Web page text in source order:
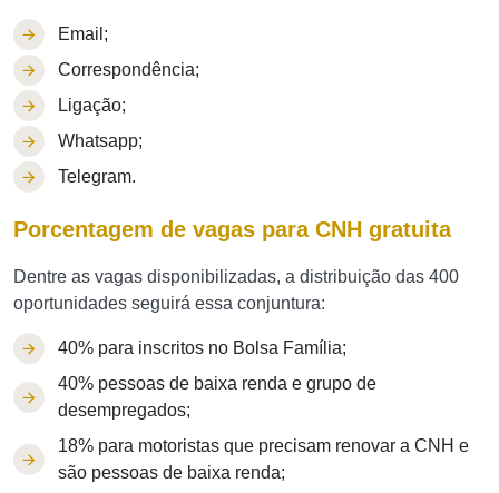
Email;
Correspondência;
Ligação;
Whatsapp;
Telegram.
Porcentagem de vagas para CNH gratuita
Dentre as vagas disponibilizadas, a distribuição das 400
oportunidades seguirá essa conjuntura:
40% para inscritos no Bolsa Família;
40% pessoas de baixa renda e grupo de
desempregados;
18% para motoristas que precisam renovar a CNH e
são pessoas de baixa renda;